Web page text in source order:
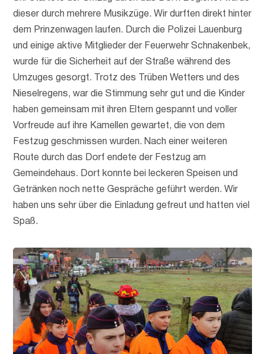
dieser durch mehrere Musikzüge. Wir durften direkt hinter
dem Prinzenwagen laufen. Durch die Polizei Lauenburg
und einige aktive Mitglieder der Feuerwehr Schnakenbek,
wurde für die Sicherheit auf der Straße während des
Umzuges gesorgt. Trotz des Trüben Wetters und des
Nieselregens, war die Stimmung sehr gut und die Kinder
haben gemeinsam mit ihren Eltern gespannt und voller
Vorfreude auf ihre Kamellen gewartet, die von dem
Festzug geschmissen wurden. Nach einer weiteren
Route durch das Dorf endete der Festzug am
Gemeindehaus. Dort konnte bei leckeren Speisen und
Getränken noch nette Gespräche geführt werden. Wir
haben uns sehr über die Einladung gefreut und hatten viel
Spaß.